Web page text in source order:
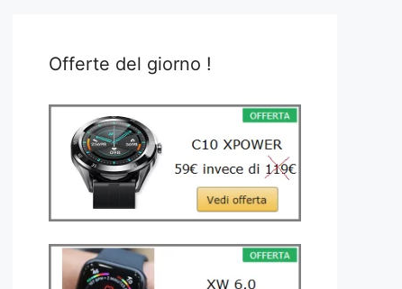
Offerte del giorno !